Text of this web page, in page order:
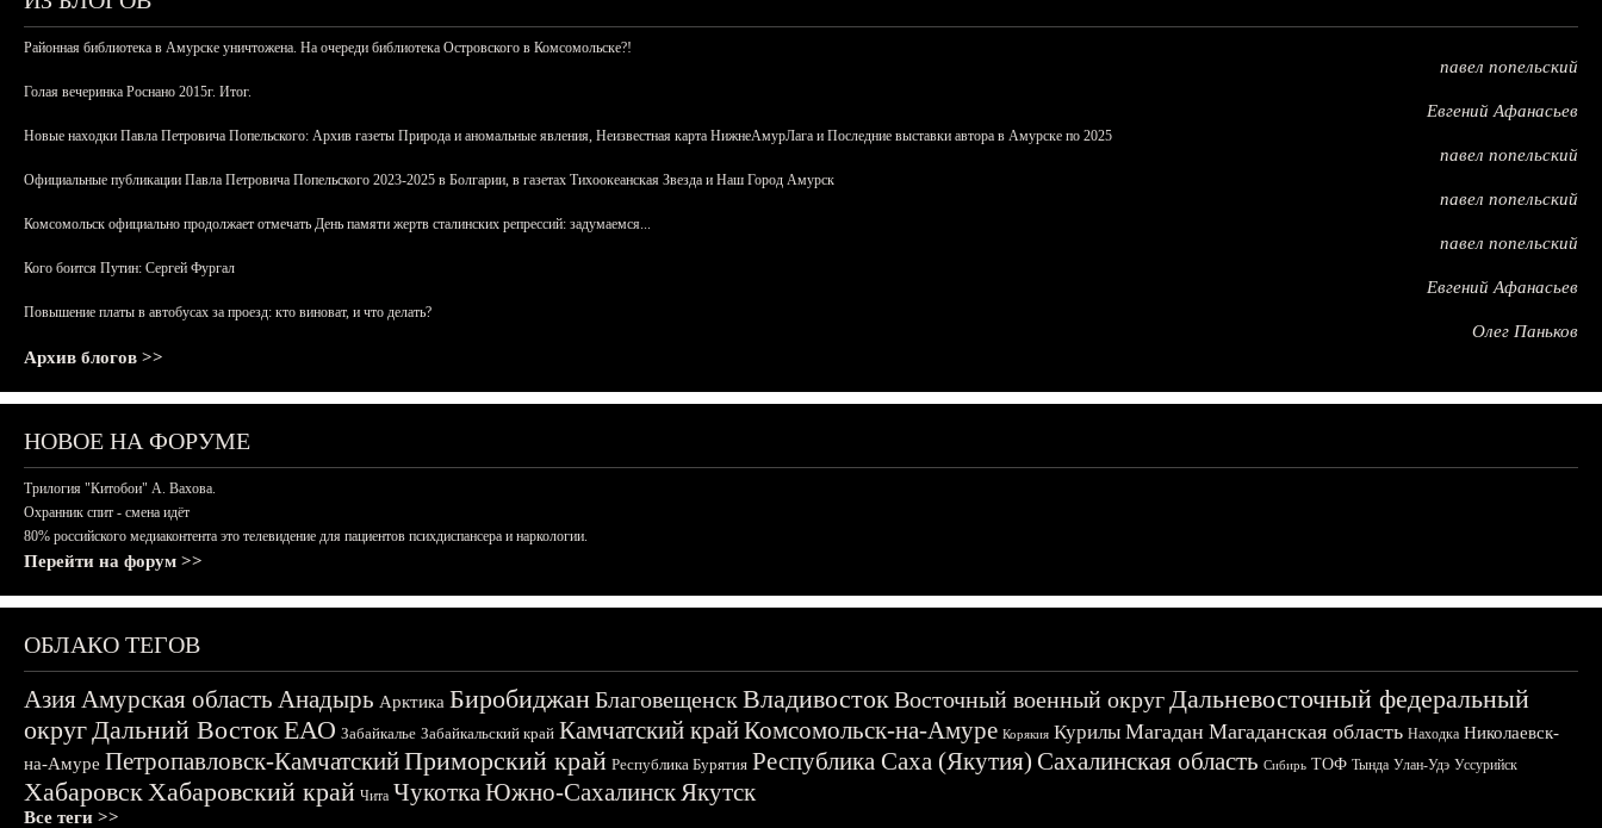
Районная библиотека в Амурске уничтожена. На очереди библиотека Островского в Комсомольске?!
павел попельский
Голая вечеринка Роснано 2015г. Итог.
Евгений Афанасьев
Новые находки Павла Петровича Попельского: Архив газеты Природа и аномальные явления, Неизвестная карта НижнеАмурЛага и Последние выставки автора в Амурске по 2025
павел попельский
Официальные публикации Павла Петровича Попельского 2023-2025 в Болгарии, в газетах Тихоокеанская Звезда и Наш Город Амурск
павел попельский
Комсомольск официально продолжает отмечать День памяти жертв сталинских репрессий: задумаемся...
павел попельский
Кого боится Путин: Сергей Фургал
Евгений Афанасьев
Повышение платы в автобусах за проезд: кто виноват, и что делать?
Олег Паньков
Архив блогов >>
НОВОЕ НА ФОРУМЕ
Трилогия "Китобои" А. Вахова.
Охранник спит - смена идёт
80% российского медиаконтента это телевидение для пациентов психдиспансера и наркологии.
Перейти на форум >>
ОБЛАКО ТЕГОВ
АзияАмурская область Анадырь Арктика БиробиджанБлаговещенскВладивостокВосточный военный округДальневосточный федеральный
округДальний ВостокЕАО Забайкалье Забайкальский край Камчатский крайКомсомольск-на-Амуре Корякия Курилы Магадан Магаданская область Находка Николаевск-
на-Амуре Петропавловск-КамчатскийПриморский край Республика Бурятия Республика Саха (Якутия) Сахалинская область Сибирь ТОФ Тында Улан-Удэ Уссурийск
ХабаровскХабаровский край Чита ЧукоткаЮжно-СахалинскЯкутск
Все теги >>